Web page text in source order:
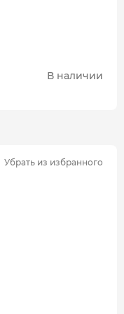
В наличии
Убрать из избранного